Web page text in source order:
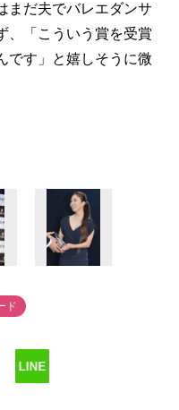
まだ夫でバレエダンサ
、「こういう賞を受賞
です」と嬉しそうに微
ド